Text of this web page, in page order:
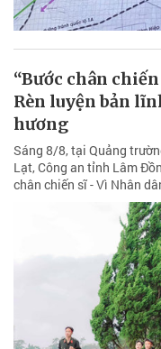
“Bước chân
Rèn luyện bản
hương
Sáng 8/8, tại Quảng
Lạt, Công an tỉnh Lâm
chân chiến sĩ - Vì Nhân